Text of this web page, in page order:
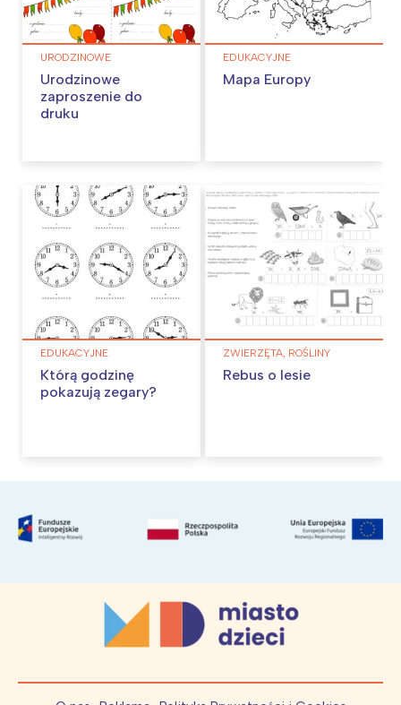
URODZINOWE
Urodzinowe
zaproszenie do
druku
EDUKACYJNE
Mapa Europy
EDUKACYJNE
Którą godzinę
pokazują zegary?
ZWIERZĘTA, ROŚLINY
Rebus o lesie